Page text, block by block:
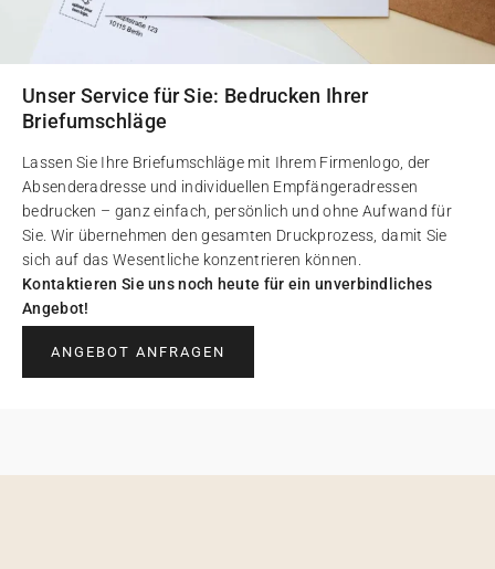
Unser Service für Sie: Bedrucken Ihrer
Briefumschläge
Lassen Sie Ihre Briefumschläge mit Ihrem Firmenlogo, der
Absenderadresse und individuellen Empfängeradressen
bedrucken – ganz einfach, persönlich und ohne Aufwand für
Sie. Wir übernehmen den gesamten Druckprozess, damit Sie
sich auf das Wesentliche konzentrieren können.
Kontaktieren Sie uns noch heute für ein unverbindliches
Angebot!
ANGEBOT ANFRAGEN